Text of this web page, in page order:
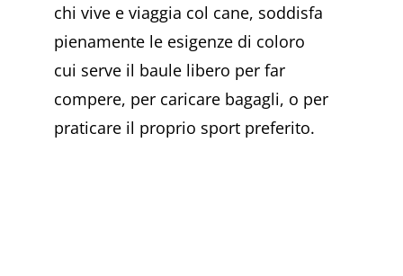
chi vive e viaggia col cane, soddisfa
pienamente le esigenze di coloro
cui serve il baule libero per far
compere, per caricare bagagli, o per
praticare il proprio sport preferito.